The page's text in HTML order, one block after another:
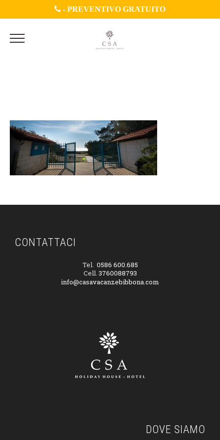
- PREVENTIVO GRATUITO
CONTATTACI
Tel. 0586 600.685
Cell. 3760088793
info@casavacanzebibbona.com
DOVE SIAMO